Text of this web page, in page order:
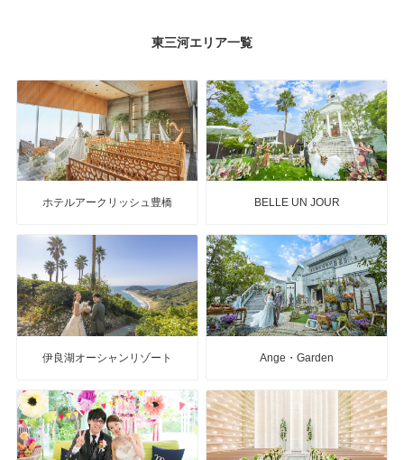
東三河エリア一覧
ホテルアークリッシュ豊橋 BELLE UN JOUR
伊良湖オーシャンリゾート Ange・Garden